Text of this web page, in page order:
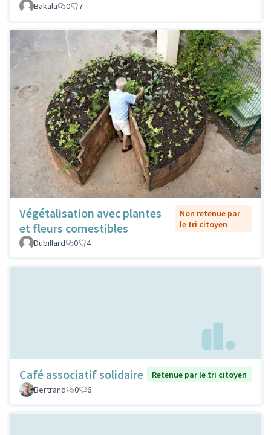
Bakala
0 7
Végétalisation avec plantes
et fleurs comestibles
Non retenue par
le tri citoyen
Dubillard
0 4
Café associatif solidaire
Retenue par le tri citoyen
Bertrand
0 6